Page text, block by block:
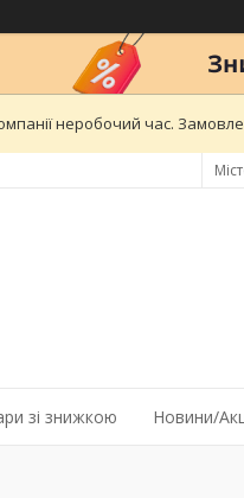
неробочий час.
зі знижкою Новини/